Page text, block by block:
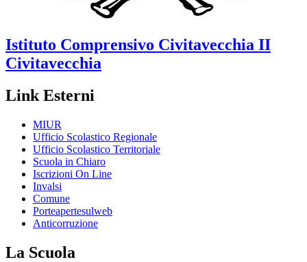
Istituto Comprensivo Civitavecchia II
Civitavecchia
Link Esterni
MIUR
Ufficio Scolastico Regionale
Ufficio Scolastico Territoriale
Scuola in Chiaro
Iscrizioni On Line
Invalsi
Comune
Porteapertesulweb
Anticorruzione
La Scuola